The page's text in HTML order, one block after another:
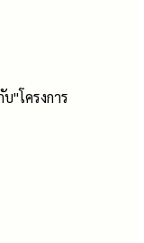
"โครงการ